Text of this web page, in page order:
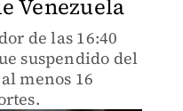
Venezuela
de las 16:40
suspendido del
menos 16